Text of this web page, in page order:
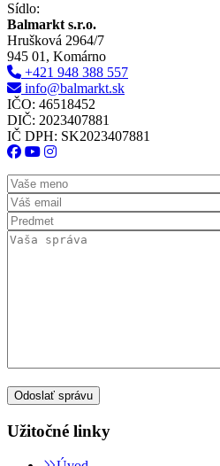
Sídlo:
Balmarkt s.r.o.
Hrušková 2964/7
945 01, Komárno
+421 948 388 557
info@balmarkt.sk
IČO: 46518452
DIČ: 2023407881
IČ DPH: SK2023407881
Užitočné linky